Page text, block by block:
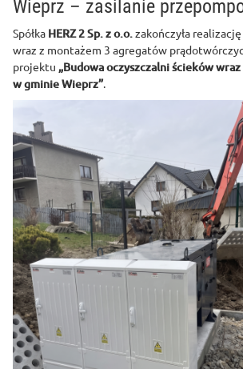
Wieprz – zasilanie
Spółka HERZ 2 Sp. z o.o.zakończyła
wraz z montażem 3 agregatów
projektu „Budowa oczyszczalni ścieków
w gminie Wieprz”.